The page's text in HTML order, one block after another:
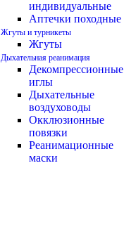
индивидуальные
Аптечки походные
Жгуты и турникеты
Жгуты
Дыхательная реанимация
Декомпрессионные
иглы
Дыхательные
воздуховоды
Окклюзионные
повязки
Реанимационные
маски